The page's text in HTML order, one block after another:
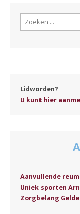
Zoeken
Lidworden?
U kunt hier
Aanvullende
Uniek sporten
Zorgbelang